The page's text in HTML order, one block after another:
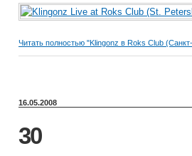
Читать полностью "Klingonz в Roks Club
16.05.2008
30